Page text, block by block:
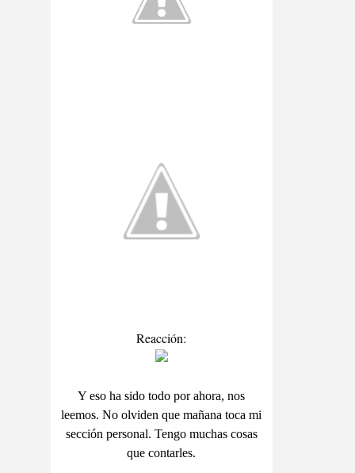
Reacción:
Y eso ha sido todo por ahora, nos
leemos. No olviden que mañana toca mi
sección personal. Tengo muchas cosas
que contarles.